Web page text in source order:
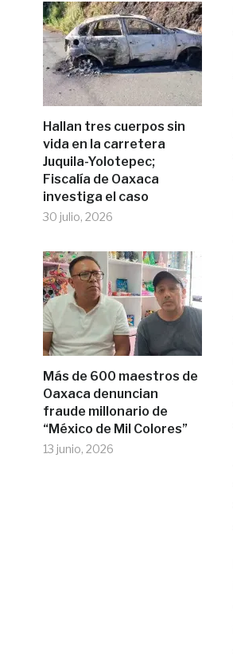
Hallan tres cuerpos sin
vida en la carretera
Juquila-Yolotepec;
Fiscalía de Oaxaca
investiga el caso
30 julio, 2026
Más de 600 maestros de
Oaxaca denuncian
fraude millonario de
“México de Mil Colores”
13 junio, 2026